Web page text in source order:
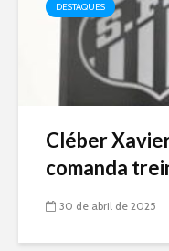
DESTAQUES
Cléber
comanda
30 de abril de 2025